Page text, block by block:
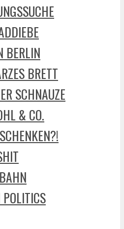
BERLIN
BRETT
SCHNAUZE
& CO.